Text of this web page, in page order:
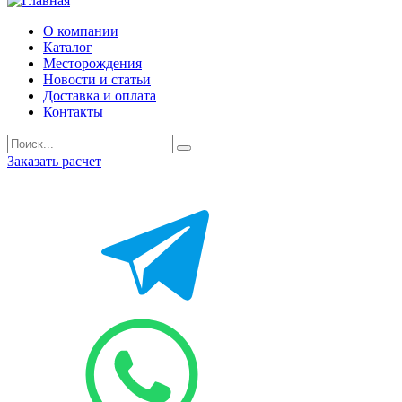
О компании
Каталог
Месторождения
Новости и статьи
Доставка и оплата
Контакты
Заказать расчет